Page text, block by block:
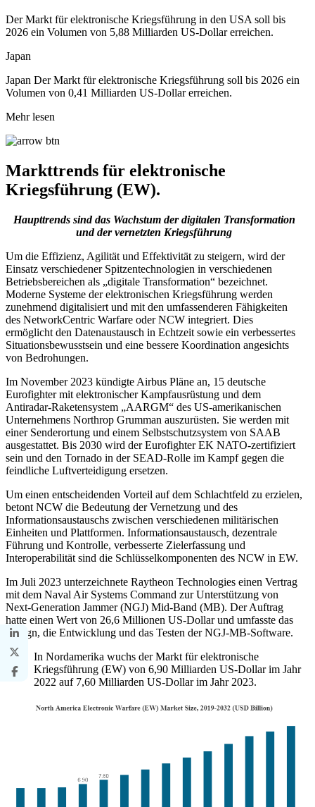
Der Markt für elektronische Kriegsführung in den USA soll bis
2026 ein Volumen von 5,88 Milliarden US-Dollar erreichen.
Japan
Japan Der Markt für elektronische Kriegsführung soll bis 2026 ein
Volumen von 0,41 Milliarden US-Dollar erreichen.
Mehr lesen
Markttrends für elektronische
Kriegsführung (EW).
Haupttrends sind das Wachstum der digitalen Transformation
und der vernetzten Kriegsführung
Um die Effizienz, Agilität und Effektivität zu steigern, wird der
Einsatz verschiedener Spitzentechnologien in verschiedenen
Betriebsbereichen als „digitale Transformation“ bezeichnet.
Moderne Systeme der elektronischen Kriegsführung werden
zunehmend digitalisiert und mit den umfassenderen Fähigkeiten
des NetworkCentric Warfare oder NCW integriert. Dies
ermöglicht den Datenaustausch in Echtzeit sowie ein verbessertes
Situationsbewusstsein und eine bessere Koordination angesichts
von Bedrohungen.
Im November 2023 kündigte Airbus Pläne an, 15 deutsche
Eurofighter mit elektronischer Kampfausrüstung und dem
Antiradar-Raketensystem „AARGM“ des US-amerikanischen
Unternehmens Northrop Grumman auszurüsten. Sie werden mit
einer Senderortung und einem Selbstschutzsystem von SAAB
ausgestattet. Bis 2030 wird der Eurofighter EK NATO-zertifiziert
sein und den Tornado in der SEAD-Rolle im Kampf gegen die
feindliche Luftverteidigung ersetzen.
Um einen entscheidenden Vorteil auf dem Schlachtfeld zu erzielen,
betont NCW die Bedeutung der Vernetzung und des
Informationsaustauschs zwischen verschiedenen militärischen
Einheiten und Plattformen. Informationsaustausch, dezentrale
Führung und Kontrolle, verbesserte Zielerfassung und
Interoperabilität sind die Schlüsselkomponenten des NCW in EW.
Im Juli 2023 unterzeichnete Raytheon Technologies einen Vertrag
mit dem Naval Air Systems Command zur Unterstützung von
Next-Generation Jammer (NGJ) Mid-Band (MB). Der Auftrag
hatte einen Wert von 26,6 Millionen US-Dollar und umfasste das
Design, die Entwicklung und das Testen der NGJ-MB-Software.
In Nordamerika wuchs der Markt für elektronische
Kriegsführung (EW) von 6,90 Milliarden US-Dollar im Jahr
2022 auf 7,60 Milliarden US-Dollar im Jahr 2023.